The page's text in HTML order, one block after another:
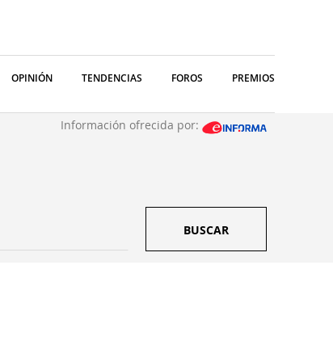
OPINIÓN TENDENCIAS FOROS PREMIOS
Información ofrecida por:
BUSCAR